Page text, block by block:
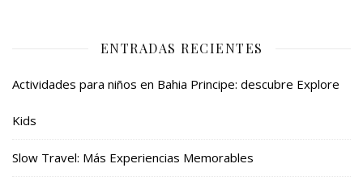
ENTRADAS RECIENTES
Actividades para niños en Bahia Principe: descubre Explore
Kids
Slow Travel: Más Experiencias Memorables